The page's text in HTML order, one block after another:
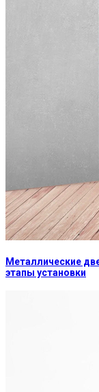
Металлические
этапы установки